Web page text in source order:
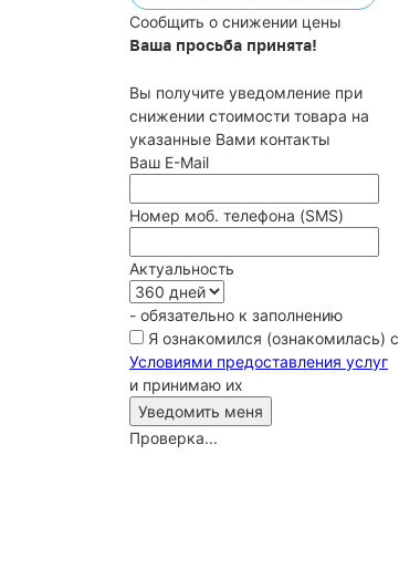
Сообщить о снижении цены
Ваша просьба принята!
Вы получите уведомление при
снижении стоимости товара на
указанные Вами контакты
Ваш E-Mail
Номер моб. телефона (SMS)
Актуальность
- обязательно к заполнению
Я ознакомился (ознакомилась) с
Условиями предоставления услуг
и принимаю их
Проверка...